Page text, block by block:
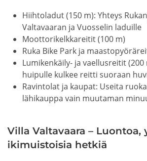
Hiihtoladut (150 m): Yhteys
Valtavaaran ja Vuosselin laduille
Moottorikelkkareitit (100 m)
Ruka Bike Park ja
Lumikenkäily- ja vaellusreitit (200
huipulle kulkee reitti suoraan
Ravintolat ja kaupat: Useita
lähikauppa vain muutaman
Villa Valtavaara – Luontoa,
ikimuistoisia hetkiä